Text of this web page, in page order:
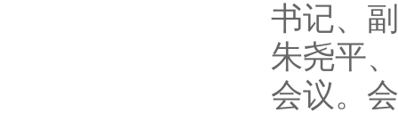
书记、
朱尧平
会议。